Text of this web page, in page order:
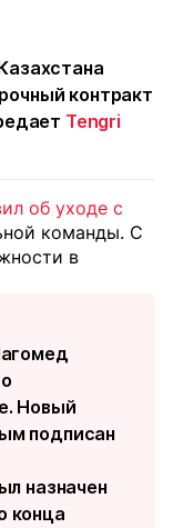
контракт
Tengri
об уходе с
команды. С
в
Новый
подписан
назначен
конца